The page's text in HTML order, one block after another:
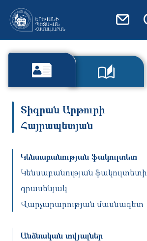
Տիգրան Արթուրի
Հայրապետյան
Կենսաբանության ֆակուլտետ
Կենսաբանության ֆակուլտետի
գրասենյակ
Վարչարարության մասնագետ
Անձնական տվյալներ